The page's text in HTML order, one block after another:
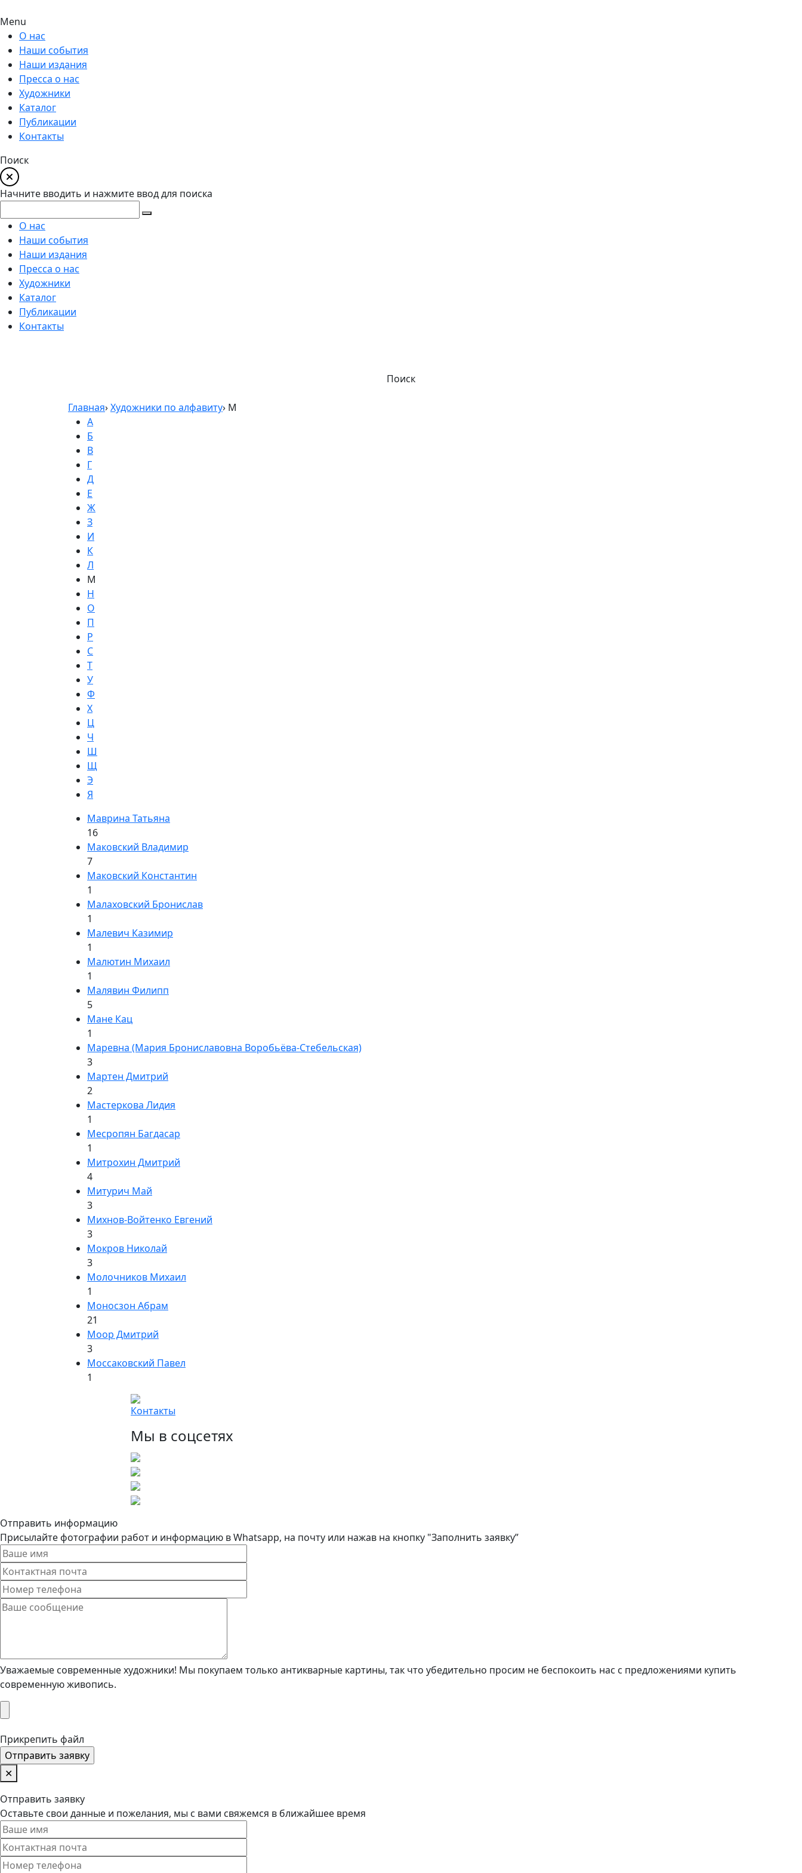
Menu
О нас
Наши события
Наши издания
Пресса о нас
Художники
Каталог
Публикации
Контакты
Поиск
Начните вводить и нажмите ввод для поиска
О нас
Наши события
Наши издания
Пресса о нас
Художники
Каталог
Публикации
Контакты
Поиск
Главная›Художники по алфавиту› М
А
Б
В
Г
Д
Е
Ж
З
И
К
Л
М
Н
О
П
Р
С
Т
У
Ф
Х
Ц
Ч
Ш
Щ
Э
Я
Маврина Татьяна
16
Маковский Владимир
7
Маковский Константин
1
Малаховский Бронислав
1
Малевич Казимир
1
Малютин Михаил
1
Малявин Филипп
5
Мане Кац
1
Маревна (Мария Брониславовна Воробьёва-Стебельская)
3
Мартен Дмитрий
2
Мастеркова Лидия
1
Месропян Багдасар
1
Митрохин Дмитрий
4
Митурич Май
3
Михнов-Войтенко Евгений
3
Мокров Николай
3
Молочников Михаил
1
Моносзон Абрам
21
Моор Дмитрий
3
Моссаковский Павел
1
Контакты
Мы в соцсетях
Отправить информацию
Присылайте фотографии работ и информацию в Whatsapp, на почту или нажав на кнопку "Заполнить заявку”
Уважаемые современные художники! Мы покупаем только антикварные картины, так что убедительно просим не беспокоить нас с предложениями купить
современную живопись.
Прикрепить файл
✕
Отправить заявку
Оставьте свои данные и пожелания, мы с вами свяжемся в ближайшее время